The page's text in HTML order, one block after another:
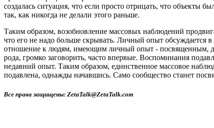
создалась ситуация, что если просто отрицать, что объекты
так, как никогда не делали этого раньше.
Таким образом, возобновление массовых наблюдений
что его не надо больше скрывать. Личный опыт обсуждается
отношение к людям, имеющим личный опыт - посвященным,
рода, громко заговорить, часто впервые. Воспоминания
недавний опыт. Таким образом, единственное массовое
подавлена, однажды начавшись. Само сообщество станет
Все права защищены: ZetaTalk@ZetaTalk.com